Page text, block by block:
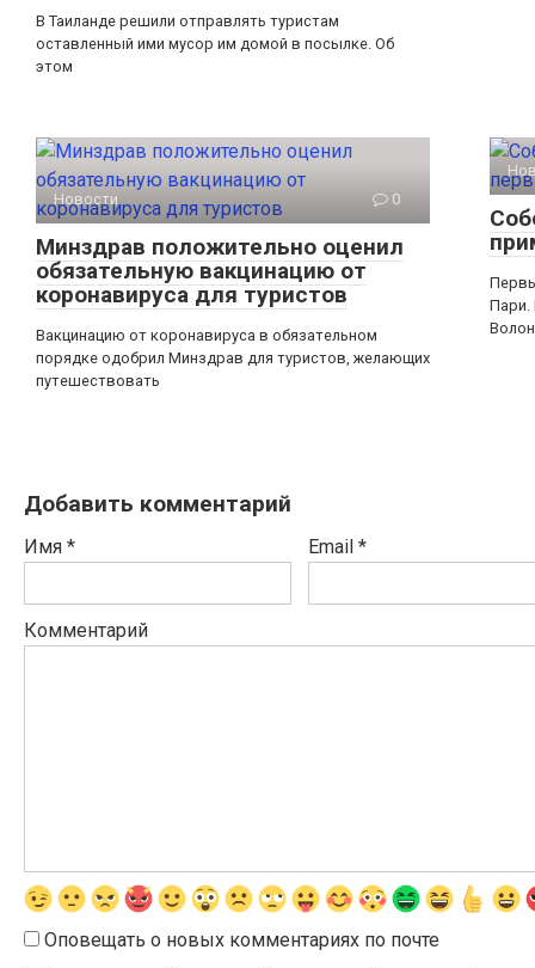
В Таиланде решили отправлять туристам
оставленный ими мусор им домой в посылке. Об
этом
Новости 0
Минздрав положительно оценил
обязательную вакцинацию от
коронавируса для туристов
Вакцинацию от коронавируса в обязательном
порядке одобрил Минздрав для туристов, желающих
путешествовать
Пари.
Добавить комментарий
Имя * Email *
Комментарий
Оповещать о новых комментариях по почте